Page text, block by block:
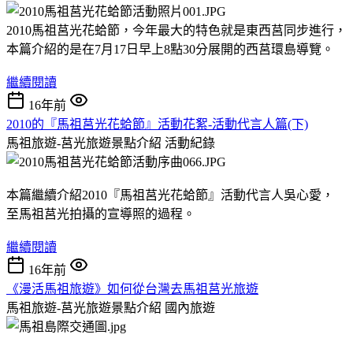
2010馬祖莒光花蛤節，今年最大的特色就是東西莒同步進行，
本篇介紹的是在7月17日早上8點30分展開的西莒環島導覽。
繼續閱讀
16年前
2010的『馬祖莒光花蛤節』活動花絮-活動代言人篇(下)
馬祖旅遊-莒光旅遊景點介紹 活動紀錄
本篇繼續介紹2010『馬祖莒光花蛤節』活動代言人吳心愛，
至馬祖莒光拍攝的宣導照的過程。
繼續閱讀
16年前
《漫活馬祖旅遊》如何從台灣去馬祖莒光旅遊
馬祖旅遊-莒光旅遊景點介紹 國內旅遊